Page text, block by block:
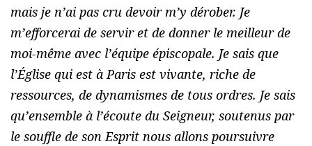
mais je n’ai pas cru devoir m’y dérober. Je
m’efforcerai de servir et de donner le meilleur de
moi-même avec l’équipe épiscopale. Je sais que
l’Église qui est à Paris est vivante, riche de
ressources, de dynamismes de tous ordres. Je sais
qu’ensemble à l’écoute du Seigneur, soutenus par
le souffle de son Esprit nous allons poursuivre